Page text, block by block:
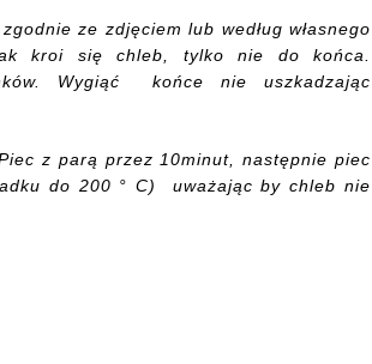
ze zdjęciem lub według własnego
kroi się chleb, tylko nie do końca.
Wygiąć końce nie uszkadzając
iec z parą przez 10minut, następnie piec
do 200 ° C)
uważając by chleb nie